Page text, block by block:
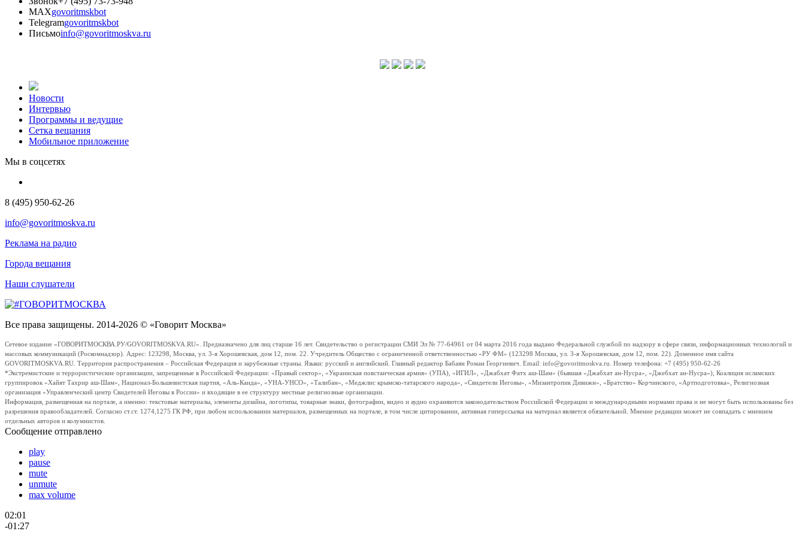
MAXgovoritmskbot
Telegramgovoritmskbot
Письмоinfo@govoritmoskva.ru
Новости
Интервью
Программы и ведущие
Сетка вещания
Мобильное приложение
Мы в соцсетях
8 (495) 950-62-26
info@govoritmoskva.ru
Реклама на радио
Города вещания
Наши слушатели
Все права защищены. 2014-2026 © «Говорит Москва»
Сетевое издание «ГОВОРИТМОСКВА.РУ/GOVORITMOSKVA.RU». Предназначено для лиц старше 16 лет. Свидетельство о регистрации СМИ Эл № 77-64961 от 04 марта 2016 года выдано Федеральной службой по надзору в сфере связи, информационных технологий и
массовых коммуникаций (Роскомнадзор). Адрес: 123298, Москва, ул. 3-я Хорошевская, дом 12, пом. 22. Учредитель Общество с ограниченной ответственностью «РУ ФМ» (123298 Москва, ул. 3-я Хорошевская, дом 12, пом. 22). Доменное имя сайта
GOVORITMOSKVA.RU. Территория распространения – Российская Федерация и зарубежные страны. Языки: русский и английский. Главный редактор Бабаян Роман Георгиевич. Email: info@govoritmoskva.ru. Номер телефона: +7 (495) 950-62-26
*Экстремистские и террористические организации, запрещенные в Российской Федерации: «Правый сектор», «Украинская повстанческая армия» (УПА), «ИГИЛ», «Джабхат Фатх аш-Шам» (бывшая «Джабхат ан-Нусра», «Джебхат ан-Нусра»), Коалиция исламских
группировок «Хайят Тахрир аш-Шам», Национал-Большевистская партия, «Аль-Каида», «УНА-УНСО», «Талибан», «Меджлис крымско-татарского народа», «Свидетели Иеговы», «Мизантропик Дивижн», «Братство» Корчинского, «Артподготовка», Религиозная
организация «Управленческий центр Свидетелей Иеговы в России» и входящие в ее структуру местные религиозные организации.
Информация, размещенная на портале, а именно: текстовые материалы, элементы дизайна, логотипы, товарные знаки, фотографии, видео и аудио охраняются законодательством Российской Федерации и международными нормами права и не могут быть использованы без
разрешения правообладателей. Согласно ст.ст. 1274,1275 ГК РФ, при любом использовании материалов, размещенных на портале, в том числе цитировании, активная гиперссылка на материал является обязательной. Мнение редакции может не совпадать с мнением
отдельных авторов и колумнистов.
Сообщение отправлено
play
pause
mute
unmute
max volume
02:01
-01:27